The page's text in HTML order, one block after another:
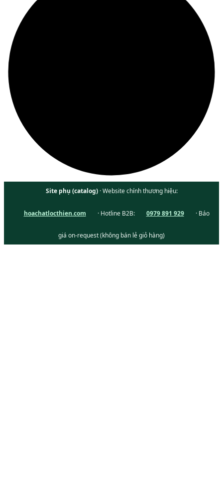
Site phụ (catalog)· Website chính thương hiệu:
hoachatlocthien.com · Hotline B2B: 0979 891 929 · Báo
giá on-request (không bán lẻ giỏ hàng)